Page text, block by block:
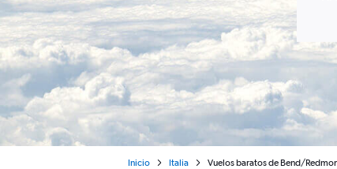
Inicio Italia Vuelos baratos de Bend/